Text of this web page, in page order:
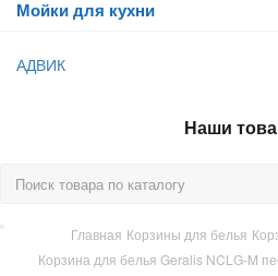
Мойки для кухни
АДВИК
Наши
Главная Корзины для белья
Корзина для белья Geralis NCLG-M